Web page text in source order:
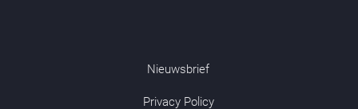
Nieuwsbrief
Privacy Policy